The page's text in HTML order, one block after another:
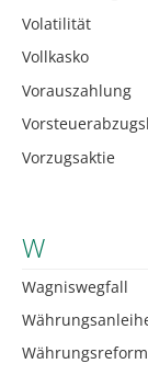
Volatilität
Vollkasko
Vorauszahlung
Vorzugsaktie
W
Wagniswegfall
Währungsreform